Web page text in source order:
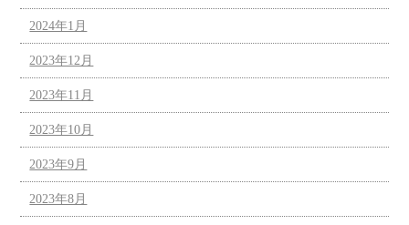
2024年1月
2023年12月
2023年11月
2023年10月
2023年9月
2023年8月